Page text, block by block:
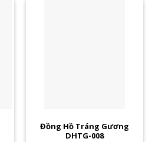
Đồng Hồ Tráng Gương
DHTG-008